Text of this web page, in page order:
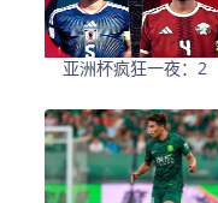
亚洲杯疯狂一夜：2